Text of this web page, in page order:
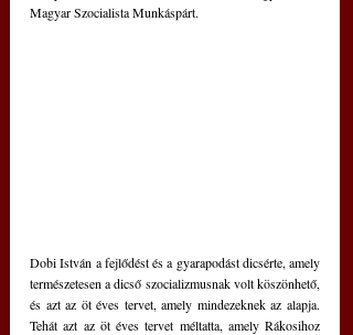
Magyar Szocialista Munkáspárt.
Dobi István a fejlődést és a gyarapodást dicsérte, amely
természetesen a dicső szocializmusnak volt köszönhető,
és azt az öt éves tervet, amely mindezeknek az alapja.
Tehát azt az öt éves tervet méltatta, amely Rákosihoz